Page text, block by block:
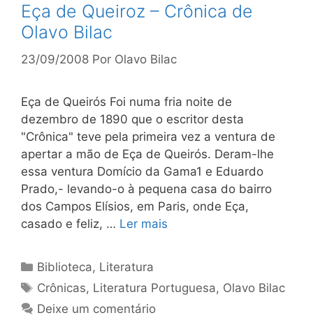
Eça de Queiroz – Crônica de
Olavo Bilac
23/09/2008 Por Olavo Bilac
Eça de Queirós Foi numa fria noite de
dezembro de 1890 que o escritor desta
"Crônica" teve pela primeira vez a ventura de
apertar a mão de Eça de Queirós. Deram-lhe
essa ventura Domício da Gama1 e Eduardo
Prado,- levando-o à pequena casa do bairro
dos Campos Elísios, em Paris, onde Eça,
casado e feliz, … Ler mais
Categorias
Biblioteca, Literatura
Tags
Crônicas, Literatura Portuguesa, Olavo Bilac
Deixe um comentário